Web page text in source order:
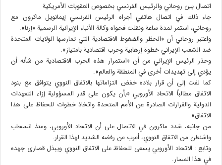
اتصال بين روحاني والرئيس الفرنسي بخصوص العقوبات الأمريكية
جاء ذلك في اتصال هاتفي أجراه الرئيس الفرنسي إيمانويل ماكرون مع
روحاني، استمر لمدة ساعة ونقلت فحواه وكالة الأنباء الإيرانية الرسمية «إرنا».
واعتبر روحاني أن «الحظر والضغوط الاقتصادية التي تمارسها الولايات المتحدة
ضد الشعب الإيراني خطوة إرهابية وحرب اقتصادية بامتياز».
وحذر الرئيس الإيراني من أن «استمرار هذه الحرب الاقتصادية من شأنه أن
يؤدي إلى تهديدات أخرى في المنطقة والعالم».
كما لفت إلى أن قرار بلاده خفض التزاماتها بالاتفاق النووي يتوافق مع بنود
الاتفاق مطالباً الاتحاد الأوروبي «بأن يكون على قدر المسؤولية إزاء التعهدات
الدولية والقرارات الصادرة عن الأمم المتحدة واتخاذ خطوات للحفاظ على هذا
الاتفاق».
من جانبه، شدد ماكرون في الاتصال على أن الاتحاد الأوروبي، ومنذ انسحاب
واشنطن من الاتفاق النووي، أعرب عن رفضه الشديد لهذا القرار.
وتابع : الاتحاد الأوروبي يسعى للحفاظ على الاتفاق النووي ويبذل قصارى جهده
في هذا المسار.